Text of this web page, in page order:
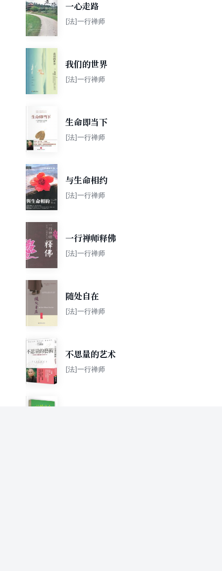
一心走路
[法]一行禅师
我们的世界
[法]一行禅师
生命即当下
[法]一行禅师
与生命相约
[法]一行禅师
一行禅师释佛
[法]一行禅师
随处自在
[法]一行禅师
不思量的艺术
[法]一行禅师